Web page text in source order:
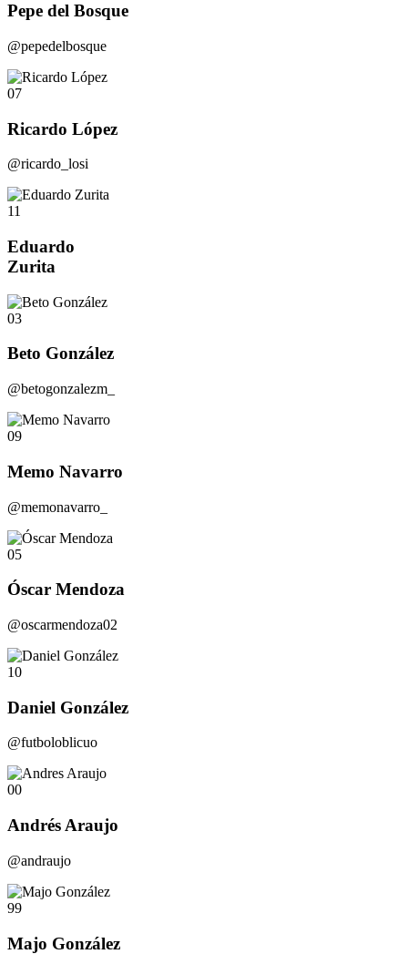
Pepe del Bosque
@pepedelbosque
07
Ricardo López
@ricardo_losi
11
Eduardo
Zurita
03
Beto González
@betogonzalezm_
09
Memo Navarro
@memonavarro_
05
Óscar Mendoza
@oscarmendoza02
10
Daniel González
@futboloblicuo
00
Andrés Araujo
@andraujo
99
Majo González